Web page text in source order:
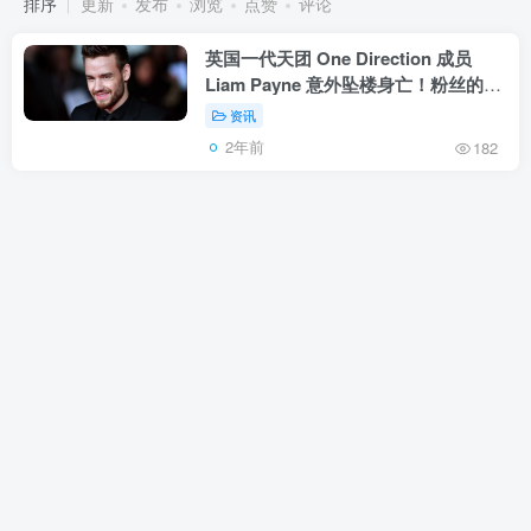
英国一代天团 One Direction 成员
Liam Payne 意外坠楼身亡！粉丝的心
痛再度加深
资讯
2年前 182